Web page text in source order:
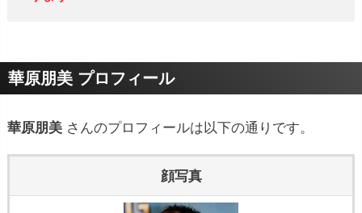
華原朋美 プロフィール
華原朋美 さんのプロフィールは以下の通りです。
顔写真